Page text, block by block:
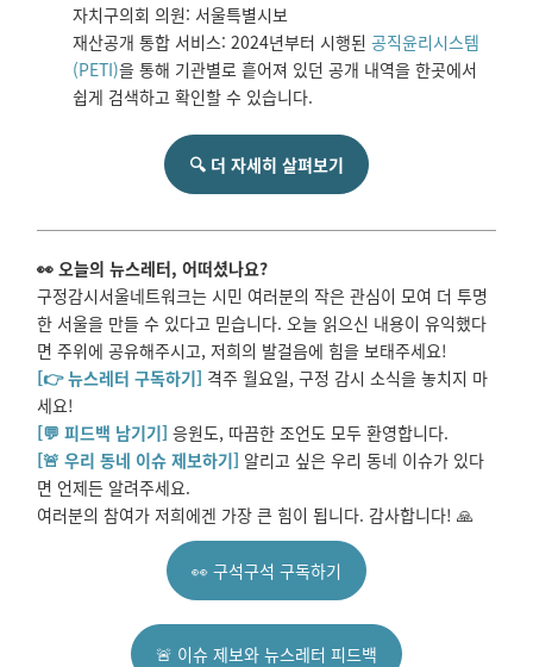
자치구의회 의원: 서울특별시보
재산공개 통합 서비스: 2024년부터 시행된 공직윤리시스템
(PETI)을 통해 기관별로 흩어져 있던 공개 내역을 한곳에서
쉽게 검색하고 확인할 수 있습니다.
🔍 더 자세히 살펴보기
👀 오늘의 뉴스레터, 어떠셨나요?
구정감시서울네트워크는 시민 여러분의 작은 관심이 모여 더 투명
한 서울을 만들 수 있다고 믿습니다. 오늘 읽으신 내용이 유익했다
면 주위에 공유해주시고, 저희의 발걸음에 힘을 보태주세요!
[👉 뉴스레터 구독하기] 격주 월요일, 구정 감시 소식을 놓치지 마
세요!
[💬 피드백 남기기] 응원도, 따끔한 조언도 모두 환영합니다.
[🚨 우리 동네 이슈 제보하기] 알리고 싶은 우리 동네 이슈가 있다
면 언제든 알려주세요.
여러분의 참여가 저희에겐 가장 큰 힘이 됩니다. 감사합니다! 🙏
👀 구석구석 구독하기
🚨 이슈 제보와 뉴스레터 피드백